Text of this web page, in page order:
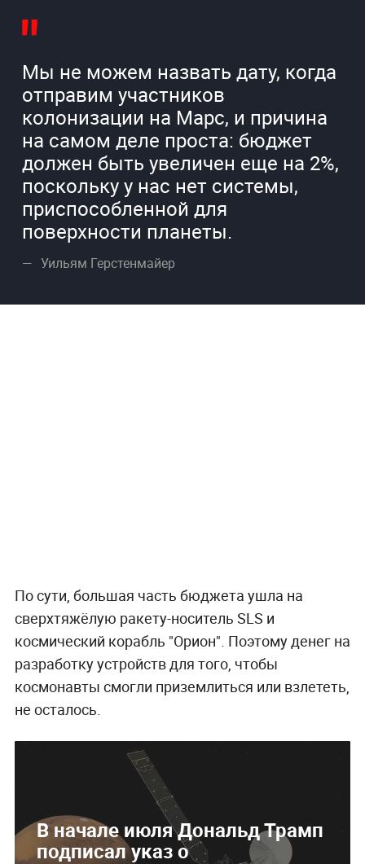
Мы не можем назвать дату, когда
отправим участников
колонизации на Марс, и причина
на самом деле проста: бюджет
должен быть увеличен еще на 2%,
поскольку у нас нет системы,
приспособленной для
поверхности планеты.
Уильям Герстенмайер
По сути, большая часть бюджета ушла на
сверхтяжёлую ракету-носитель SLS и
космический корабль "Орион". Поэтому денег на
разработку устройств для того, чтобы
космонавты смогли приземлиться или взлететь,
не осталось.
В начале июля Дональд Трамп
подписал указ о